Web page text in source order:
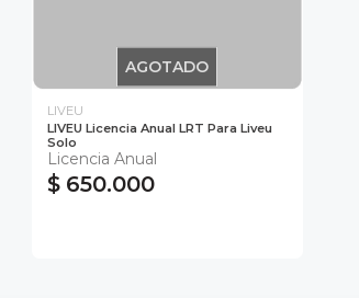
AGOTADO
LIVEU
LIVEU Licencia Anual LRT Para Liveu
Solo
Licencia Anual
$ 650.000